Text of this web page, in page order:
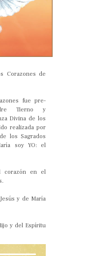
Corazones de
fue pre-
Tierno y
Divina de los
realizada por
los Sagrados
soy YO: el
corazón en el
y de María
y del Espíritu